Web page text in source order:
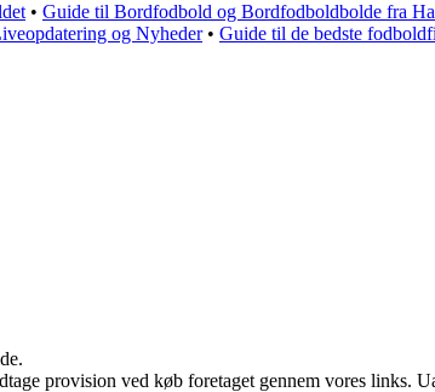
• Guide til Bordfodbold og Bordfodboldbolde fra
og Nyheder• Guide til de bedste
provision ved køb foretaget gennem vores links.